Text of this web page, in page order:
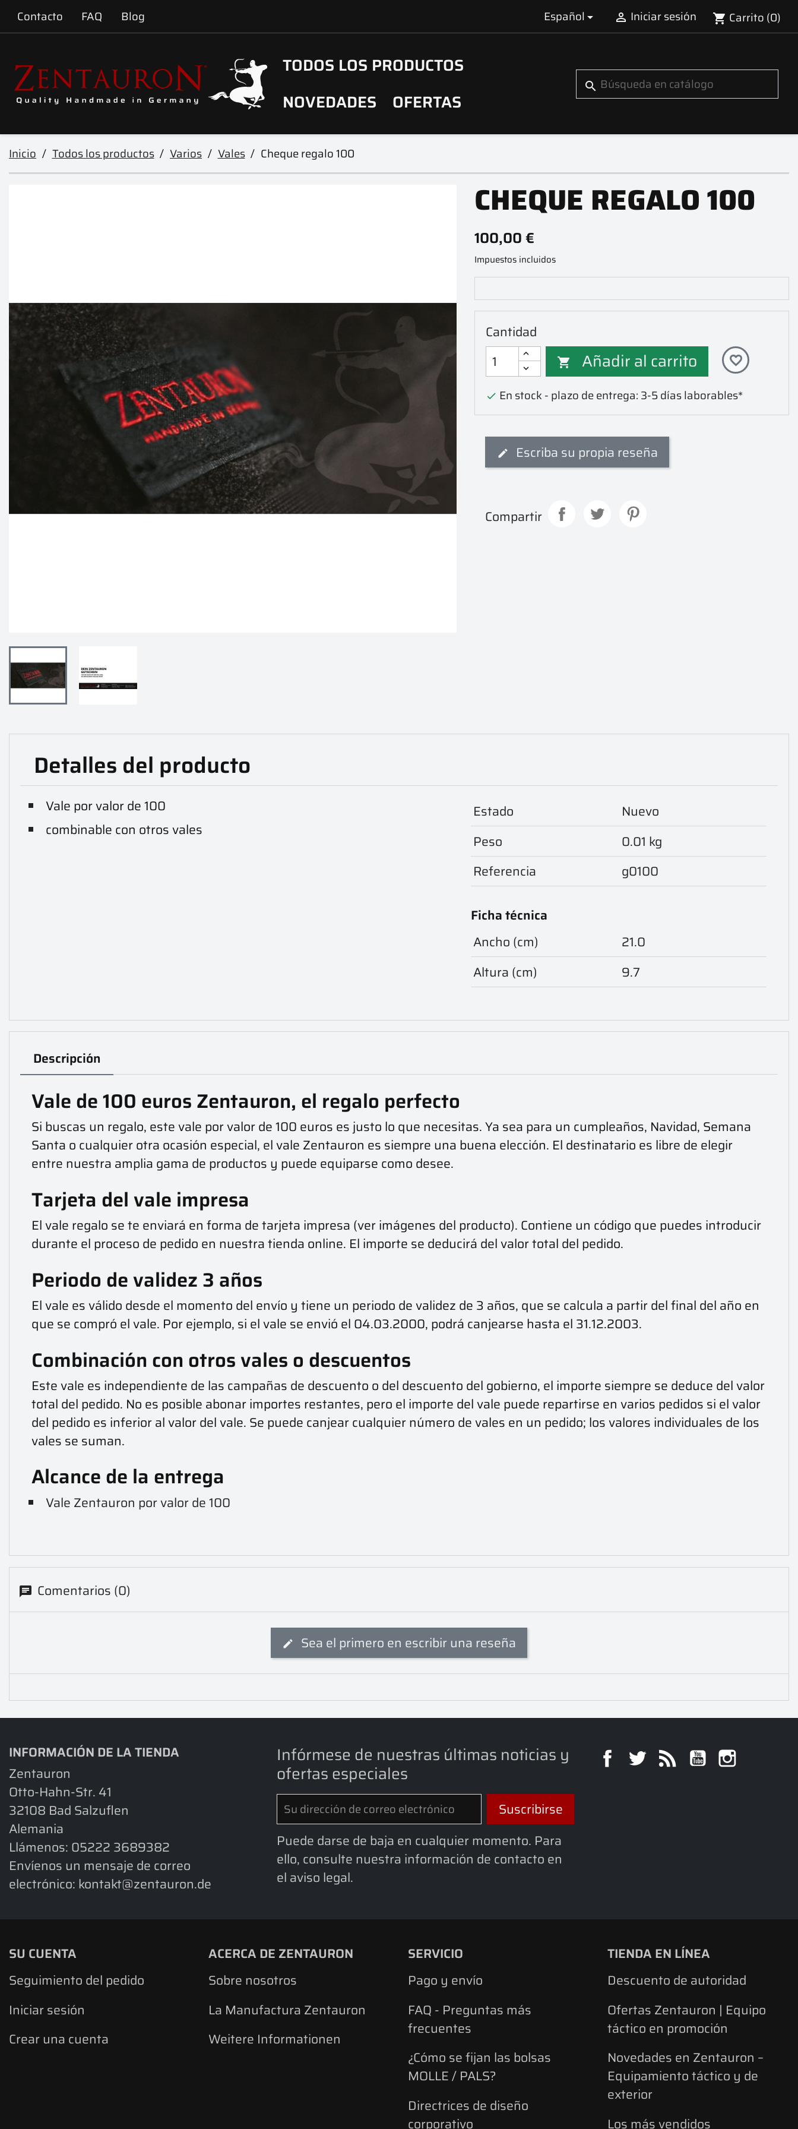
Contacto FAQ Blog Español  Iniciar sesión shopping_cart Carrito (0)
TODOS LOS PRODUCTOS
NOVEDADES
OFERTAS
search
Inicio Todos los productos Varios Vales Cheque regalo 100
CHEQUE REGALO 100
100,00 €
Impuestos incluidos
Cantidad
 Añadir al carrito favorite_border
 En stock - plazo de entrega: 3-5 días laborables*
Escriba su propia reseña
Compartir
Detalles del producto
Vale por valor de 100
combinable con otros vales
Estado
Nuevo
Peso
0.01 kg
Referencia
g0100
Ficha técnica
Ancho (cm)
21.0
Altura (cm)
9.7
Descripción
Vale de 100 euros Zentauron, el regalo perfecto
Si buscas un regalo, este vale por valor de 100 euros es justo lo que necesitas. Ya sea para un cumpleaños, Navidad, Semana
Santa o cualquier otra ocasión especial, el vale Zentauron es siempre una buena elección. El destinatario es libre de elegir
entre nuestra amplia gama de productos y puede equiparse como desee.
Tarjeta del vale impresa
El vale regalo se te enviará en forma de tarjeta impresa (ver imágenes del producto). Contiene un código que puedes introducir
durante el proceso de pedido en nuestra tienda online. El importe se deducirá del valor total del pedido.
Periodo de validez 3 años
El vale es válido desde el momento del envío y tiene un periodo de validez de 3 años, que se calcula a partir del final del año en
que se compró el vale. Por ejemplo, si el vale se envió el 04.03.2000, podrá canjearse hasta el 31.12.2003.
Combinación con otros vales o descuentos
Este vale es independiente de las campañas de descuento o del descuento del gobierno, el importe siempre se deduce del valor
total del pedido. No es posible abonar importes restantes, pero el importe del vale puede repartirse en varios pedidos si el valor
del pedido es inferior al valor del vale. Se puede canjear cualquier número de vales en un pedido; los valores individuales de los
vales se suman.
Alcance de la entrega
Vale Zentauron por valor de 100
Comentarios (0)
Sea el primero en escribir una reseña
INFORMACIÓN DE LA TIENDA
Zentauron
Otto-Hahn-Str. 41
32108 Bad Salzuflen
Alemania
Llámenos: 05222 3689382
Envíenos un mensaje de correo
electrónico: kontakt@zentauron.de
Infórmese de nuestras últimas noticias y
ofertas especiales
Puede darse de baja en cualquier momento. Para
ello, consulte nuestra información de contacto en
el aviso legal.
FacebookTwitterRss YouTube
SU CUENTA
Seguimiento del pedido
Iniciar sesión
Crear una cuenta
ACERCA DE ZENTAURON
Sobre nosotros
La Manufactura Zentauron
Weitere Informationen
SERVICIO
Pago y envío
FAQ - Preguntas más
frecuentes
¿Cómo se fijan las bolsas
MOLLE / PALS?
Directrices de diseño
corporativo
TIENDA EN LÍNEA
Descuento de autoridad
Ofertas Zentauron | Equipo
táctico en promoción
Novedades en Zentauron –
Equipamiento táctico y de
exterior
Los más vendidos